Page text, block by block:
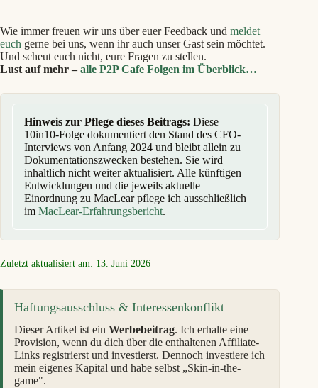
Wie immer freuen wir uns über euer Feedback und meldet
euch gerne bei uns, wenn ihr auch unser Gast sein möchtet.
Und scheut euch nicht, eure Fragen zu stellen.
Lust auf mehr –alle P2P Cafe Folgen im Überblick…
Hinweis zur Pflege dieses Beitrags: Diese
10in10-Folge dokumentiert den Stand des CFO-
Interviews von Anfang 2024 und bleibt allein zu
Dokumentationszwecken bestehen. Sie wird
inhaltlich nicht weiter aktualisiert. Alle künftigen
Entwicklungen und die jeweils aktuelle
Einordnung zu MacLear pflege ich ausschließlich
im MacLear-Erfahrungsbericht.
Zuletzt aktualisiert am: 13. Juni 2026
Haftungsausschluss & Interessenkonflikt
Dieser Artikel ist ein Werbebeitrag. Ich erhalte eine
Provision, wenn du dich über die enthaltenen Affiliate-
Links registrierst und investierst. Dennoch investiere ich
mein eigenes Kapital und habe selbst „Skin-in-the-
game".